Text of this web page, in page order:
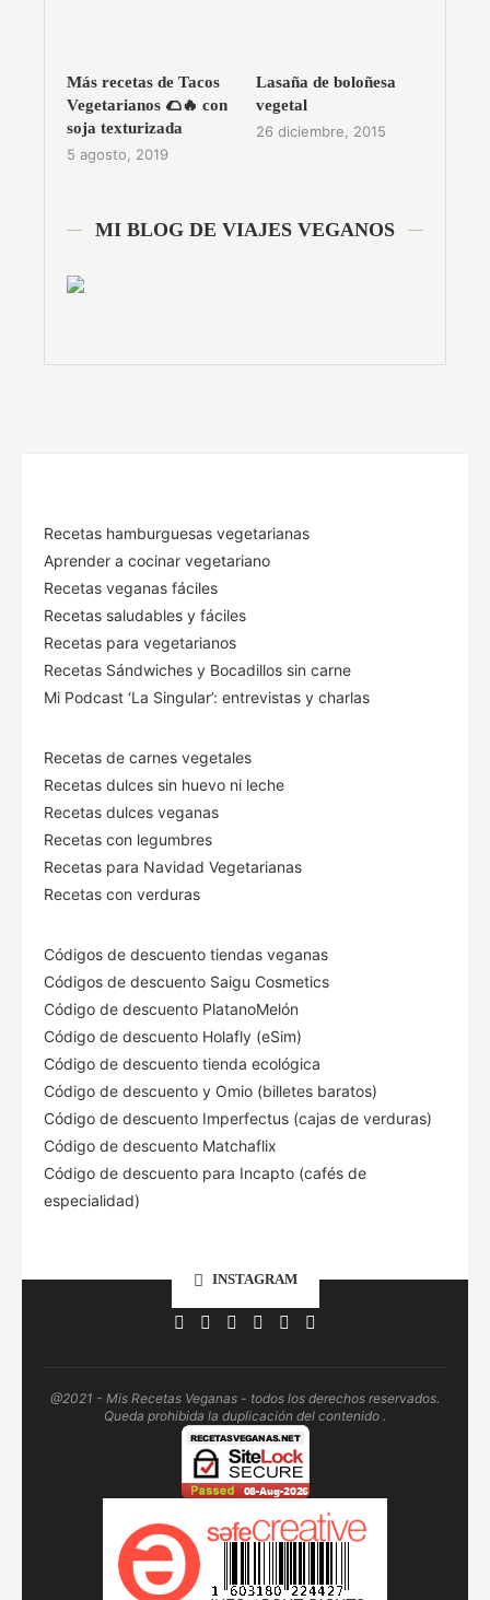
Más recetas de Tacos
Vegetarianos 🌮🔥 con
soja texturizada
5 agosto, 2019
Lasaña de boloñesa
vegetal
26 diciembre, 2015
MI BLOG DE VIAJES VEGANOS
Recetas hamburguesas vegetarianas
Aprender a cocinar vegetariano
Recetas veganas fáciles
Recetas saludables y fáciles
Recetas para vegetarianos
Recetas Sándwiches y Bocadillos sin carne
Mi Podcast ‘La Singular’: entrevistas y charlas
Recetas de carnes vegetales
Recetas dulces sin huevo ni leche
Recetas dulces veganas
Recetas con legumbres
Recetas para Navidad Vegetarianas
Recetas con verduras
Códigos de descuento tiendas veganas
Códigos de descuento Saigu Cosmetics
Código de descuento PlatanoMelón
Código de descuento Holafly (eSim)
Código de descuento tienda ecológica
Código de descuento y Omio (billetes baratos)
Código de descuento Imperfectus (cajas de verduras)
Código de descuento Matchaflix
Código de descuento para Incapto (cafés de
especialidad)
INSTAGRAM
@2021 - Mis Recetas Veganas - todos los derechos reservados.
Queda prohibida la duplicación del contenido .